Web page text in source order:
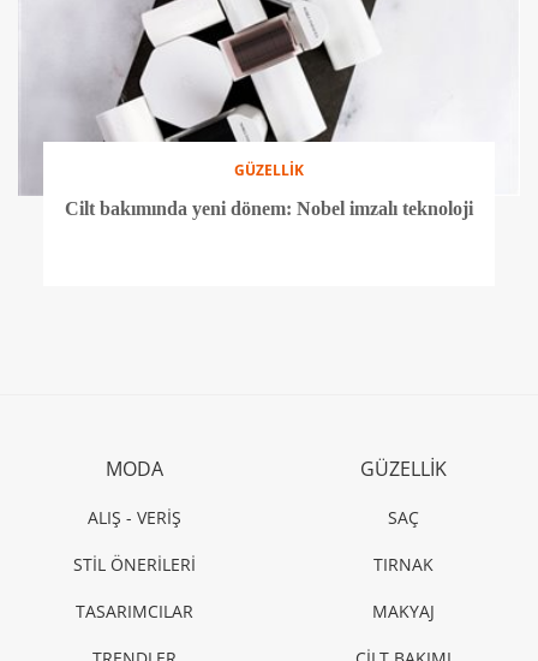
GÜZELLİK
Cilt bakımında yeni dönem: Nobel imzalı teknoloji
MODA
ALIŞ - VERİŞ
STİL ÖNERİLERİ
TASARIMCILAR
GÜZELLİK
SAÇ
TIRNAK
MAKYAJ